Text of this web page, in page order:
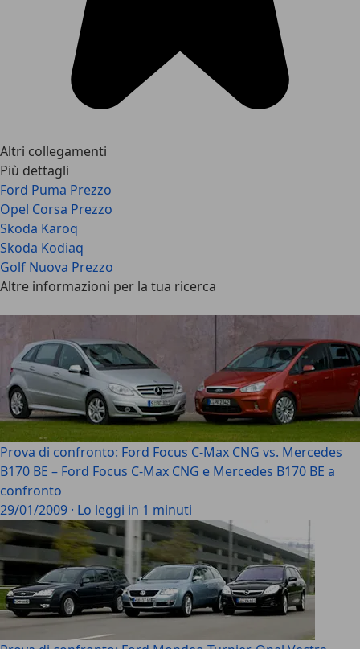
Altri collegamenti
Più dettagli
Ford Puma Prezzo
Opel Corsa Prezzo
Skoda Karoq
Skoda Kodiaq
Golf Nuova Prezzo
Altre informazioni per la tua ricerca
Prova di confronto: Ford Focus C-Max CNG vs. Mercedes
B170 BE – Ford Focus C-Max CNG e Mercedes B170 BE a
confronto
29/01/2009 · Lo leggi in 1 minuti